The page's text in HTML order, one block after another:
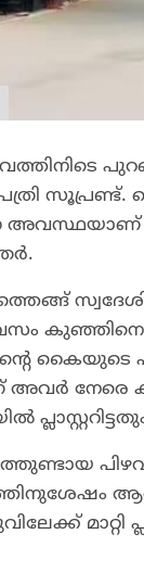
സൂപ്രണ്ട്.
അവസ്ഥയാണ്
അവർ